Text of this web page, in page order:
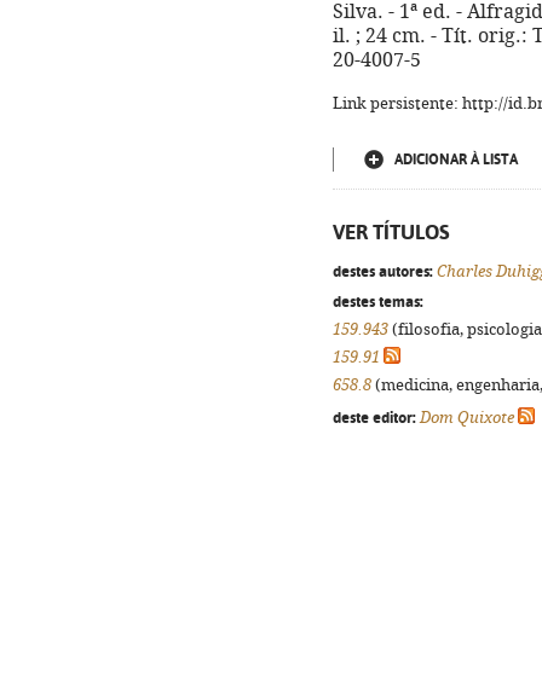
Silva. - 1ª ed. -
il. ; 24 cm. - Tít. orig.:
20-4007-5
Link persistente: http://
ADICIONAR À LISTA
VER TÍTULOS
destes autores: Charles
destes temas:
159.943 (filosofia,
159.91
658.8 (medicina,
deste editor: Dom Quixote